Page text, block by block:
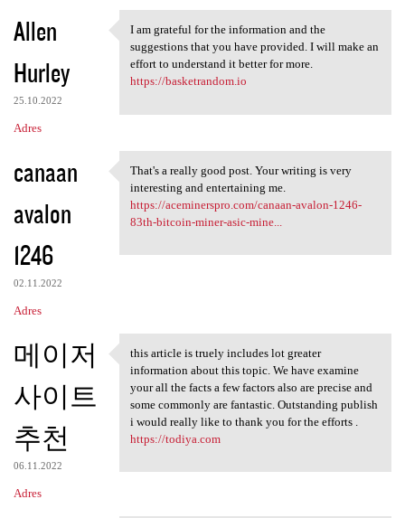
Allen
Hurley
25.10.2022
Adres
I am grateful for the
I am grateful for the information and the
suggestions that you have provided. I will make an
effort to understand it better for more.
https://basketrandom.io
canaan
avalon
1246
02.11.2022
Adres
That's a really good post.
That's a really good post. Your writing is very
interesting and entertaining me.
https://aceminerspro.com/canaan-avalon-1246-
83th-bitcoin-miner-asic-mine...
메이저
사이트
추천
06.11.2022
Adres
this article is truely
this article is truely includes lot greater
information about this topic. We have examine
your all the facts a few factors also are precise and
some commonly are fantastic. Outstanding publish
i would really like to thank you for the efforts .
https://todiya.com